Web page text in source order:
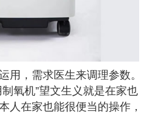
用，需求医生来调理参数。
氧机”望文生义就是在家也
人在家也能很便当的操作，